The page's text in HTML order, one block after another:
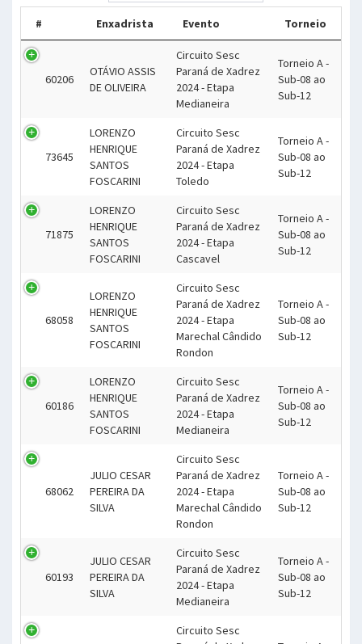
# Enxadrista Evento Torneio
60206
OTÁVIO ASSIS
DE OLIVEIRA
Circuito Sesc
Paraná de Xadrez
2024 - Etapa
Medianeira
Torneio A -
Sub-08 ao
Sub-12
73645
LORENZO
HENRIQUE
SANTOS
FOSCARINI
Circuito Sesc
Paraná de Xadrez
2024 - Etapa
Toledo
Torneio A -
Sub-08 ao
Sub-12
71875
LORENZO
HENRIQUE
SANTOS
FOSCARINI
Circuito Sesc
Paraná de Xadrez
2024 - Etapa
Cascavel
Torneio A -
Sub-08 ao
Sub-12
68058
LORENZO
HENRIQUE
SANTOS
FOSCARINI
Circuito Sesc
Paraná de Xadrez
2024 - Etapa
Marechal Cândido
Rondon
Torneio A -
Sub-08 ao
Sub-12
60186
LORENZO
HENRIQUE
SANTOS
FOSCARINI
Circuito Sesc
Paraná de Xadrez
2024 - Etapa
Medianeira
Torneio A -
Sub-08 ao
Sub-12
68062
JULIO CESAR
PEREIRA DA
SILVA
Circuito Sesc
Paraná de Xadrez
2024 - Etapa
Marechal Cândido
Rondon
Torneio A -
Sub-08 ao
Sub-12
60193
JULIO CESAR
PEREIRA DA
SILVA
Circuito Sesc
Paraná de Xadrez
2024 - Etapa
Medianeira
Torneio A -
Sub-08 ao
Sub-12
Circuito Sesc